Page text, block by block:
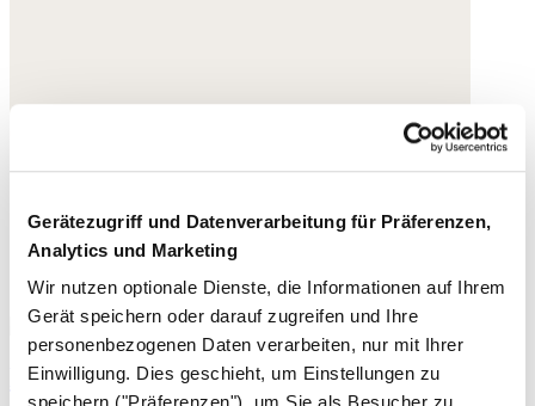
Gerätezugriff und Datenverarbeitung für Präferenzen,
Analytics und Marketing
Wir nutzen optionale Dienste, die Informationen auf Ihrem
Gerät speichern oder darauf zugreifen und Ihre
personenbezogenen Daten verarbeiten, nur mit Ihrer
Einwilligung. Dies geschieht, um Einstellungen zu
Espadrille-Sneaker